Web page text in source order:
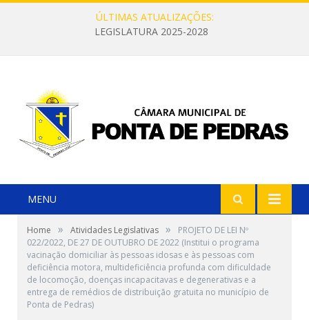
ÚLTIMAS ATUALIZAÇÕES:
LEGISLATURA 2025-2028
MENU
Home » Atividades Legislativas »
PROJETO DE LEI Nº
022/2022, DE 27 DE OUTUBRO DE 2022 (Institui o programa
vacinação domiciliar às pessoas idosas e às pessoas com
deficiência motora, multideficiência profunda com dificuldade
de locomoção, doenças incapacitavas e degenerativas e a
entrega de remédios de distribuição gratuita no município de
Ponta de Pedras)